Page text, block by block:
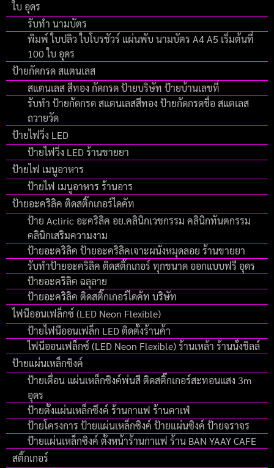
ใบ อุดร
รับทำ นามบัตร
พิมพ์ ใบปลิว ใบโบรชัวร์ แผ่นพับ นามบัตร A4 A5 เริ่มต้นที่
100 ใบ อุดร
ป้ายกัดกรด สแตนเลส
สแตนเลส สีทอง กัดกรด ป้ายบริษัท ป้ายบ้านเลขที่
รับทำ ป้ายกัดกรด สแตนเลสสีทอง ป้ายกัดกรดชื่อ สแตเลส
ถวายวัด
ป้ายไฟวิ่ง LED
ป้ายไฟวิ่ง LED ร้านขายยา
ป้ายไฟ เมนูอาหาร
ป้ายไฟ เมนูอาหาร ร้านอาร
ป้ายอะคริลิค ติดสติ๊กเกอร์ไดคัท
ป้าย Acliric อะคริลิค อย.คลินิกเวชกรรม คลินิกทันตกรรม
คลินิกเสริมความงาม
ป้ายอะคริลิค ป้ายอะคริลิคเจาะผนังหมุดลอย ร้านขายยา
รับทำป้ายอะคริลิค ติดสติ๊กเกอร์ ทุกขนาด ออกแบบฟรี อุดร
ป้ายอะคริลิค ฉลุลาย
ป้ายอะคริลิค ติดสติ๊กเกอร์ไดคัท บริษัท
ไฟนีออนเฟล็กซ์ (LED Neon Flexible)
ป้ายไฟนีออนเฟล็ก LED ติดตั้งร้านค้า
ไฟนีออนเฟล็กซ์ (LED Neon Flexible) ร้านเหล้า ร้านนั่งชิลล์
ป้ายแผ่นเหล็กซิงค์
ป้ายเตื่อน แผ่นเหล็กซิงค์พ่นสี ติดสติ๊กเกอร์สะทอนแสง 3m
อุดร
ป้ายตั้งแผ่นเหล็กซึงค์ ร้านกาแฟ ร้านคาเฟ่
ป้ายโครงการ ป้ายแผ่นเหล็กซิงค์ ป้ายแผ่นซิงค์ ป้ายจราจร
ป้ายแผ่นเหล็กซิงค์ ตั้งหน้าร้านกาแฟ ร้าน BAN YAAY CAFE
สติ๊กเกอร์